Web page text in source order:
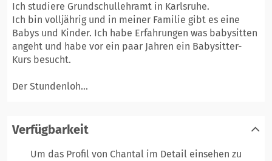
Ich studiere Grundschullehramt in Karlsruhe.
Ich bin volljährig und in meiner Familie gibt es eine
Babys und Kinder. Ich habe Erfahrungen was babysitten
angeht und habe vor ein paar Jahren ein Babysitter-
Kurs besucht.
Der Stundenloh...
Verfügbarkeit
Um das Profil von Chantal im Detail einsehen zu